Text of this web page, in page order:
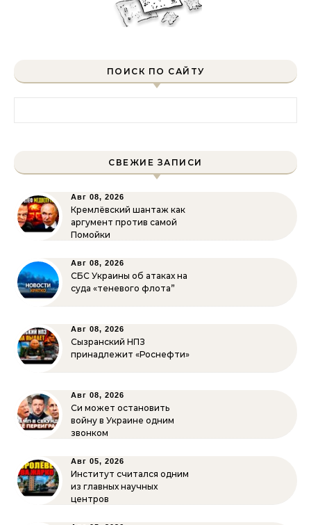
ПОИСК ПО САЙТУ
СВЕЖИЕ ЗАПИСИ
Авг 08, 2026
Кремлёвский шантаж как
аргумент против самой
Помойки
Авг 08, 2026
СБС Украины об атаках на
суда «теневого флота”
Авг 08, 2026
Сызранский НПЗ
принадлежит «Роснефти»
Авг 08, 2026
Си может остановить
войну в Украине одним
звонком
Авг 05, 2026
Институт считался одним
из главных научных
центров